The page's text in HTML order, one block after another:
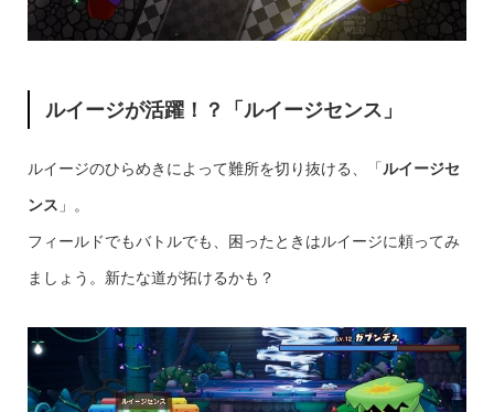
ルイージが活躍！？「ルイージセンス」
ルイージのひらめきによって難所を切り抜ける、「ルイージセ
ンス 」。
フィールドでもバトルでも、困ったときはルイージに頼ってみ
ましょう。新たな道が拓けるかも？